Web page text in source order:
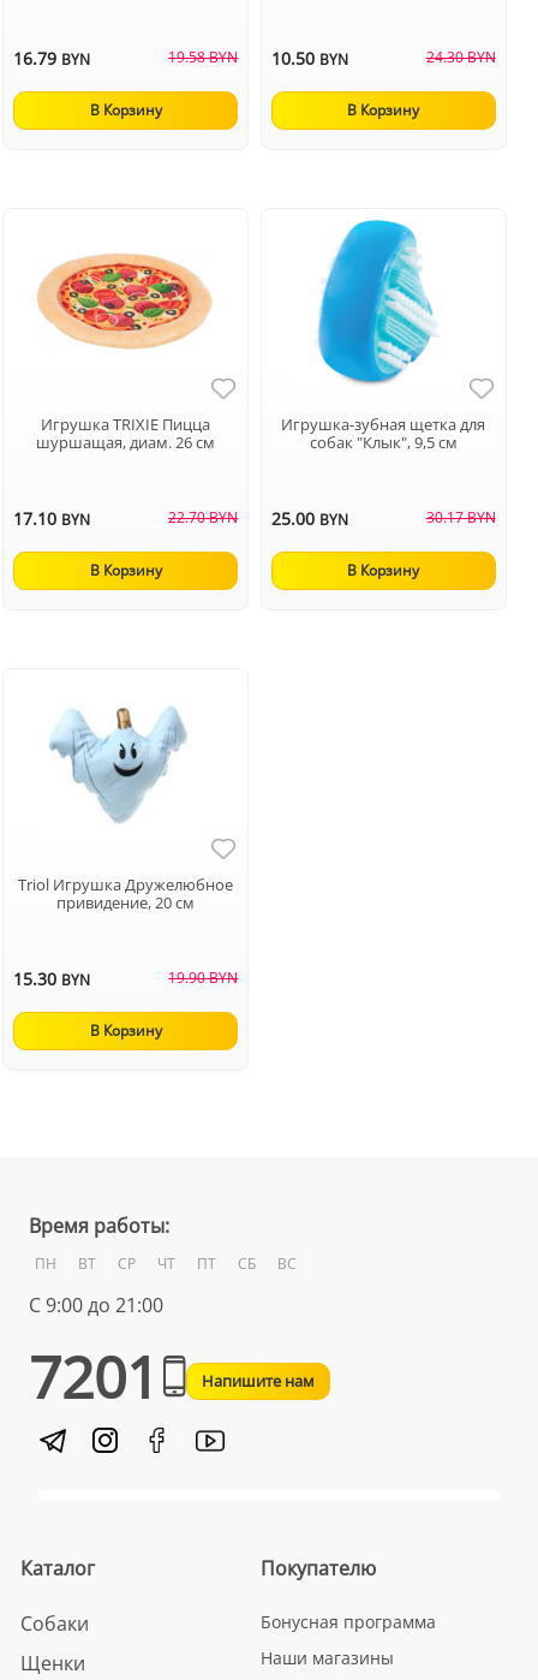
16.79 BYN 19.58 BYN
В Корзину
10.50 BYN 24.30 BYN
В Корзину
Игрушка TRIXIE Пицца
шуршащая, диам. 26 см
17.10 BYN 22.70 BYN
В Корзину
Игрушка-зубная щетка для
собак "Клык", 9,5 см
25.00 BYN 30.17 BYN
В Корзину
Triol Игрушка Дружелюбное
привидение, 20 см
15.30 BYN 19.90 BYN
В Корзину
Время работы:
ПН ВТ СР ЧТ ПТ СБ ВС
С 9:00 до 21:00
7201 Напишите нам
Каталог
Собаки
Щенки
Покупателю
Бонусная программа
Наши магазины